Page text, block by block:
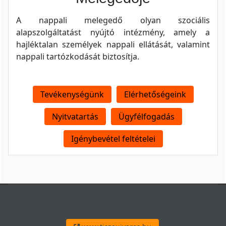
A nappali melegedő olyan szociális
alapszolgáltatást nyújtó intézmény, amely a
hajléktalan személyek nappali ellátását, valamint
nappali tartózkodását biztosítja.
Tevékenységünk
Elérhetőségeink
Nyitvatartás
Ügyfélfogadás
Igénybevétel feltételei